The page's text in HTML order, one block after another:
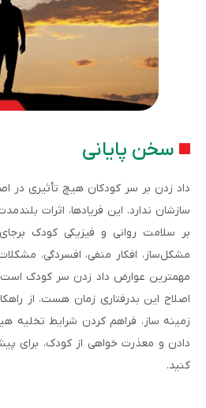
سخن پایانی
داد زدن بر سر کودکان هیچ تأثیری در
سازشان ندارد. این فریادها، اثرات
بر سلامت روانی و فیزیکی کودک
مشکل­‌ساز، افکار منفی، افسردگی،
مهم­ترین عوارض داد زدن سر کودک
اصلاح این بدرفتاری زمان هست. از
زمینه ساز، فراهم کردن شرایط تخلیه
دادن و معذرت خواهی از کودک، برای
کنید.